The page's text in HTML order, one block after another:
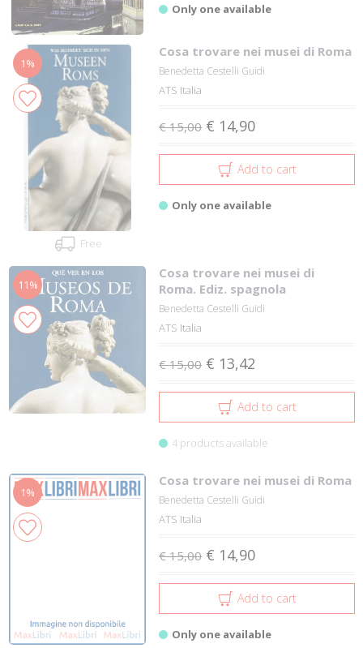
Only one available
1%
Free
Cosa trovare nei musei di Roma
Benedetta Cestelli Guidi
ATS Italia
€ 15,00 € 14,90
Add to cart
Only one available
11%
Cosa trovare nei musei di
Roma. Ediz. spagnola
Benedetta Cestelli Guidi
ATS Italia
€ 15,00 € 13,42
Add to cart
4 products available
1%
Cosa trovare nei musei di Roma
Benedetta Cestelli Guidi
ATS Italia
€ 15,00 € 14,90
Add to cart
Only one available